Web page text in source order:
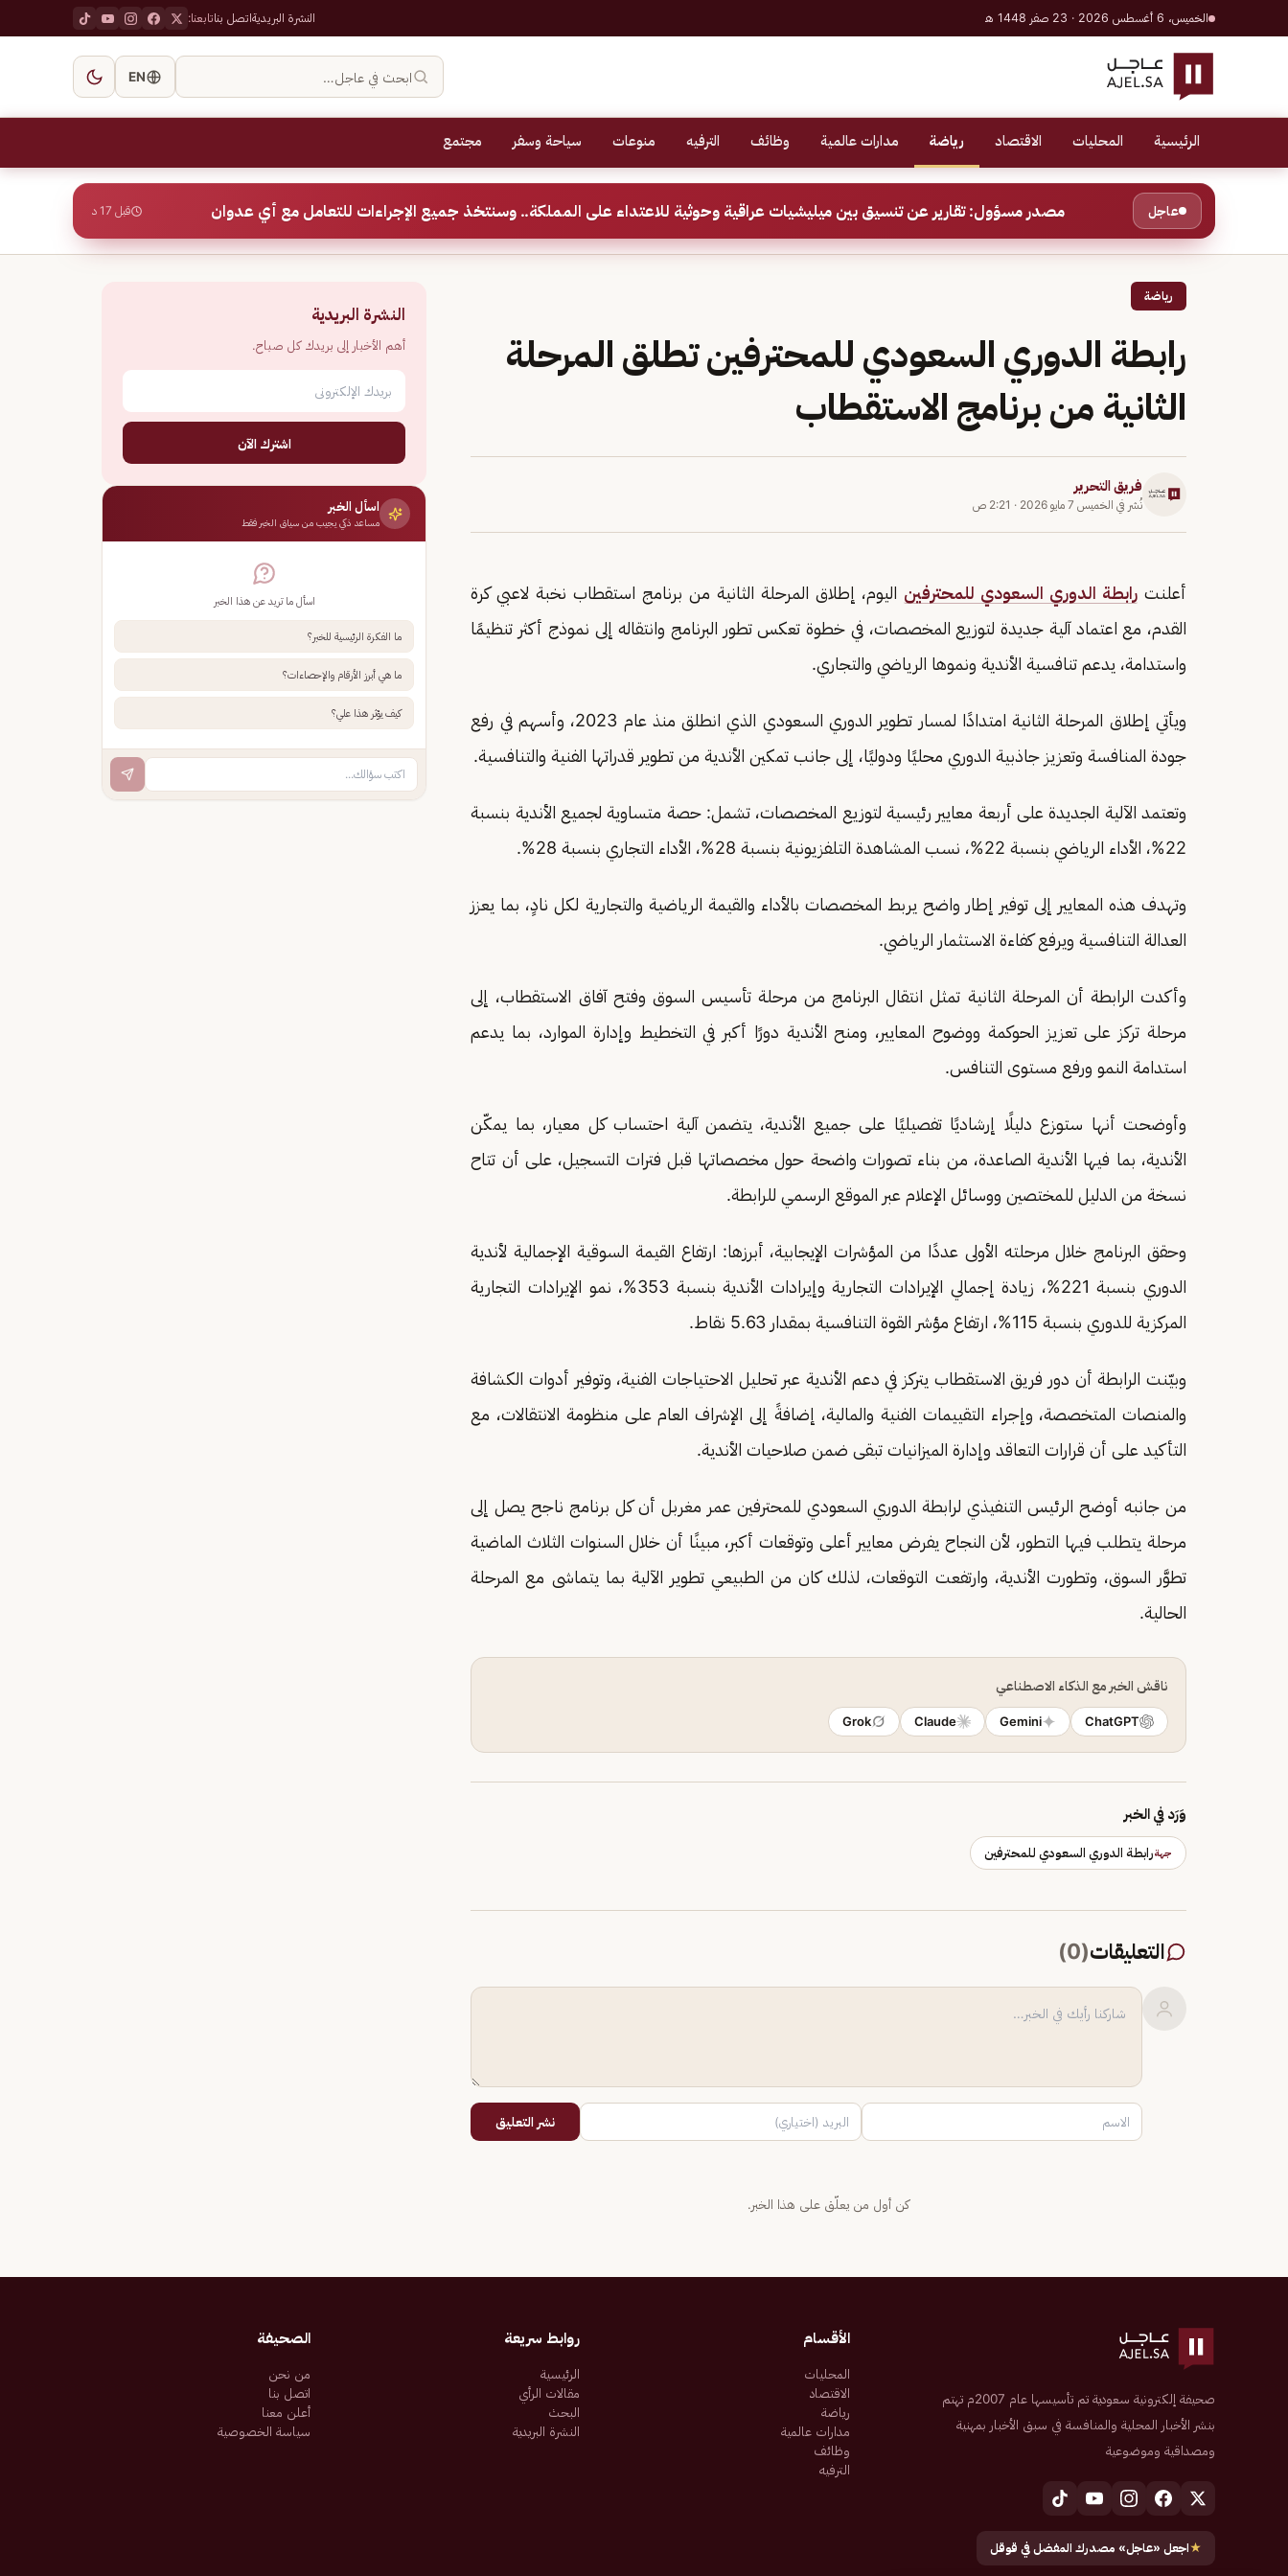
الخميس، 6 أغسطس 2026 · 23 صفر 1448 هـ النشرة البريديةاتصل بناتابعنا:
ابحث في عاجل… EN
الرئيسية المحليات الاقتصاد رياضة مدارات عالمية وظائف الترفيه منوعات سياحة وسفر مجتمع
عاجل مصدر مسؤول: تقارير عن تنسيق بين ميليشيات عراقية وحوثية للاعتداء على المملكة.. وسنتخذ جميع الإجراءات للتعامل مع أي عدوان قبل 17 د
رياضة
رابطة الدوري السعودي للمحترفين تطلق المرحلة
الثانية من برنامج الاستقطاب
فريق التحرير
نُشر في الخميس 7 مايو 2026 · 2:21 ص
أعلنت رابطة الدوري السعودي للمحترفين اليوم، إطلاق المرحلة الثانية من برنامج استقطاب نخبة لاعبي كرة
القدم، مع اعتماد آلية جديدة لتوزيع المخصصات، في خطوة تعكس تطور البرنامج وانتقاله إلى نموذج أكثر تنظيمًا
واستدامة، يدعم تنافسية الأندية ونموها الرياضي والتجاري.
ويأتي إطلاق المرحلة الثانية امتدادًا لمسار تطوير الدوري السعودي الذي انطلق منذ عام 2023، وأسهم في رفع
جودة المنافسة وتعزيز جاذبية الدوري محليًا ودوليًا، إلى جانب تمكين الأندية من تطوير قدراتها الفنية والتنافسية.
وتعتمد الآلية الجديدة على أربعة معايير رئيسية لتوزيع المخصصات، تشمل: حصة متساوية لجميع الأندية بنسبة
22%، الأداء الرياضي بنسبة 22%، نسب المشاهدة التلفزيونية بنسبة 28%، الأداء التجاري بنسبة 28%.
وتهدف هذه المعايير إلى توفير إطار واضح يربط المخصصات بالأداء والقيمة الرياضية والتجارية لكل نادٍ، بما يعزز
العدالة التنافسية ويرفع كفاءة الاستثمار الرياضي.
وأكدت الرابطة أن المرحلة الثانية تمثل انتقال البرنامج من مرحلة تأسيس السوق وفتح آفاق الاستقطاب، إلى
مرحلة تركز على تعزيز الحوكمة ووضوح المعايير، ومنح الأندية دورًا أكبر في التخطيط وإدارة الموارد، بما يدعم
استدامة النمو ورفع مستوى التنافس.
وأوضحت أنها ستوزع دليلًا إرشاديًا تفصيليًا على جميع الأندية، يتضمن آلية احتساب كل معيار، بما يمكّن
الأندية، بما فيها الأندية الصاعدة، من بناء تصورات واضحة حول مخصصاتها قبل فترات التسجيل، على أن تتاح
نسخة من الدليل للمختصين ووسائل الإعلام عبر الموقع الرسمي للرابطة.
وحقق البرنامج خلال مرحلته الأولى عددًا من المؤشرات الإيجابية، أبرزها: ارتفاع القيمة السوقية الإجمالية لأندية
الدوري بنسبة 221%، زيادة إجمالي الإيرادات التجارية وإيرادات الأندية بنسبة 353%، نمو الإيرادات التجارية
المركزية للدوري بنسبة 115%، ارتفاع مؤشر القوة التنافسية بمقدار 5.63 نقاط.
وبيّنت الرابطة أن دور فريق الاستقطاب يتركز في دعم الأندية عبر تحليل الاحتياجات الفنية، وتوفير أدوات الكشافة
والمنصات المتخصصة، وإجراء التقييمات الفنية والمالية، إضافةً إلى الإشراف العام على منظومة الانتقالات، مع
التأكيد على أن قرارات التعاقد وإدارة الميزانيات تبقى ضمن صلاحيات الأندية.
من جانبه أوضح الرئيس التنفيذي لرابطة الدوري السعودي للمحترفين عمر مغربل أن كل برنامج ناجح يصل إلى
مرحلة يتطلب فيها التطور، لأن النجاح يفرض معايير أعلى وتوقعات أكبر، مبينًا أن خلال السنوات الثلاث الماضية
تطوَّر السوق، وتطورت الأندية، وارتفعت التوقعات، لذلك كان من الطبيعي تطوير الآلية بما يتماشى مع المرحلة
الحالية.
ناقش الخبر مع الذكاء الاصطناعي
ChatGPT
Gemini
Claude
Grok
وَرَد في الخبر
جهةرابطة الدوري السعودي للمحترفين
التعليقات(
0
)
نشر التعليق
كن أول من يعلّق على هذا الخبر.
النشرة البريدية
أهم الأخبار إلى بريدك كل صباح.
اشترك الآن
اسأل الخبر
مساعد ذكي يجيب من سياق الخبر فقط
اسأل ما تريد عن هذا الخبر
ما الفكرة الرئيسية للخبر؟
ما هي أبرز الأرقام والإحصاءات؟
كيف يؤثر هذا علي؟
صحيفة إلكترونية سعودية تم تأسيسها عام 2007م تهتم
بنشر الأخبار المحلية والمنافسة في سبق الأخبار بمهنية
ومصداقية وموضوعية
★اجعل «عاجل» مصدرك المفضل في قوقل
الأقسام
المحليات
الاقتصاد
رياضة
مدارات عالمية
وظائف
الترفيه
روابط سريعة
الرئيسية
مقالات الرأي
البحث
النشرة البريدية
الصحيفة
من نحن
اتصل بنا
أعلن معنا
سياسة الخصوصية